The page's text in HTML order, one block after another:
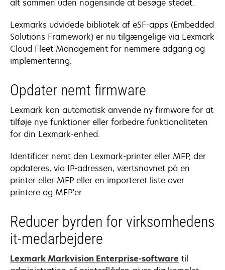
alt sammen uden nogensinde at besøge stedet.
Lexmarks udvidede bibliotek af eSF-apps (Embedded
Solutions Framework) er nu tilgængelige via Lexmark
Cloud Fleet Management for nemmere adgang og
implementering.
Opdater nemt firmware
Lexmark kan automatisk anvende ny firmware for at
tilføje nye funktioner eller forbedre funktionaliteten
for din Lexmark-enhed.
Identificer nemt den Lexmark-printer eller MFP, der
opdateres, via IP-adressen, værtsnavnet på en
printer eller MFP eller en importeret liste over
printere og MFP'er.
Reducer byrden for virksomhedens
it-medarbejdere
Lexmark Markvision Enterprise-software til